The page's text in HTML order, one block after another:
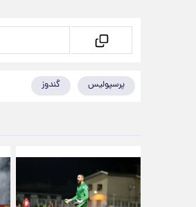
پرسپولیس گندوز